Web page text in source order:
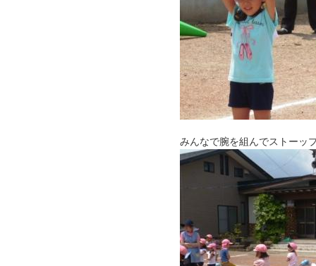
みんなで腕を組んでストーッ